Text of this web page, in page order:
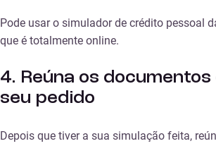
Pode usar o simulador de crédito pessoal
que é totalmente online.
4. Reúna os documentos
seu pedido
Depois que tiver a sua simulação feita,